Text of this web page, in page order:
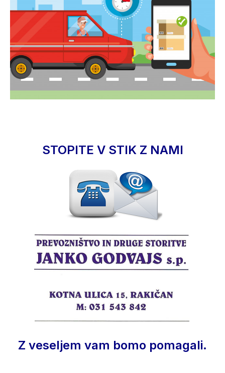
STOPITE V STIK Z NAMI
Z veseljem vam bomo pomagali.